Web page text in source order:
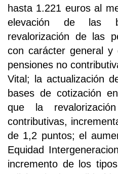
hasta 1.221 euros al
elevación de las
revalorización de las
con carácter general
pensiones no
Vital; la actualización
bases de cotización
que la
contributivas,
de 1,2 puntos; el
Equidad
incremento de los